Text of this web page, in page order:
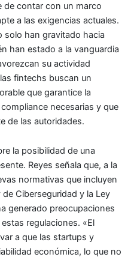
de contar con un marco
a las exigencias actuales.
solo han gravitado hacia
han estado a la vanguardia
su actividad
fintechs buscan un
que garantice la
necesarias y que
de las autoridades.
la posibilidad de una
Reyes señala que, a la
normativas que incluyen
Ciberseguridad y la Ley
generado preocupaciones
regulaciones. «El
a que las startups y
económica, lo que no